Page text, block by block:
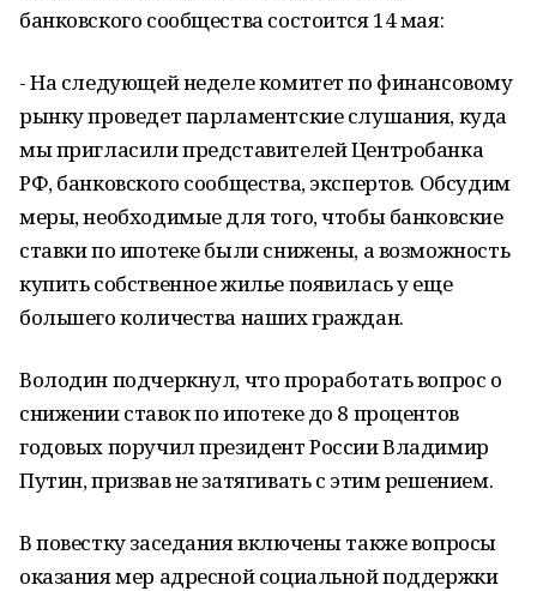
банковского сообщества состоится 14 мая:
- На следующей неделе комитет по финансовому
рынку проведет парламентские слушания, куда
мы пригласили представителей Центробанка
РФ, банковского сообщества, экспертов. Обсудим
меры, необходимые для того, чтобы банковские
ставки по ипотеке были снижены, а возможность
купить собственное жилье появилась у еще
большего количества наших граждан.
Володин подчеркнул, что проработать вопрос о
снижении ставок по ипотеке до 8 процентов
годовых поручил президент России Владимир
Путин, призвав не затягивать с этим решением.
В повестку заседания включены также вопросы
оказания мер адресной социальной поддержки